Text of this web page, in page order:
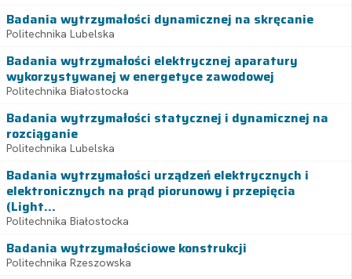
Badania wytrzymałości dynamicznej na skręcanie
Politechnika Lubelska
Badania wytrzymałości elektrycznej aparatury
wykorzystywanej w energetyce zawodowej
Politechnika Białostocka
Badania wytrzymałości statycznej i dynamicznej na
rozciąganie
Politechnika Lubelska
Badania wytrzymałości urządzeń elektrycznych i
elektronicznych na prąd piorunowy i przepięcia
(Light...
Politechnika Białostocka
Badania wytrzymałościowe konstrukcji
Politechnika Rzeszowska